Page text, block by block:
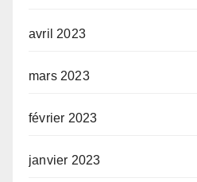
avril 2023
mars 2023
février 2023
janvier 2023